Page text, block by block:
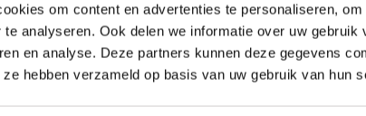
om content en advertenties te personaliseren,
te analyseren. Ook delen we informatie over uw
en analyse. Deze partners kunnen deze gegevens
hebben verzameld op basis van uw gebruik van hun
Vergelijken
Ontluchtingsfilter Silicagel 1" tule
aansluiting 203mm
Artikelnummer:OFD102